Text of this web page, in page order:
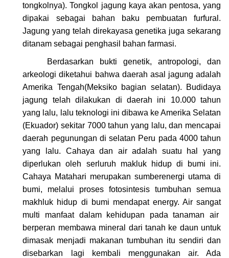
tongkolnya). Tongkol jagung kaya akan pentosa, yang
dipakai sebagai bahan baku pembuatan furfural.
Jagung yang telah direkayasa genetika juga sekarang
ditanam sebagai penghasil bahan farmasi.
Berdasarkan bukti genetik, antropologi, dan
arkeologi diketahui bahwa daerah asal jagung adalah
Amerika Tengah(Meksiko bagian selatan). Budidaya
jagung telah dilakukan di daerah ini 10.000 tahun
yang lalu, lalu teknologi ini dibawa ke Amerika Selatan
(Ekuador) sekitar 7000 tahun yang lalu, dan mencapai
daerah pegunungan di selatan Peru pada 4000 tahun
yang lalu. Cahaya dan air adalah suatu hal yang
diperlukan oleh serluruh makluk hidup di bumi ini.
Cahaya Matahari merupakan sumberenergi utama di
bumi, melalui proses fotosintesis tumbuhan semua
makhluk hidup di bumi mendapat energy. Air sangat
multi manfaat dalam kehidupan pada tanaman air
berperan membawa mineral dari tanah ke daun untuk
dimasak menjadi makanan tumbuhan itu sendiri dan
disebarkan lagi kembali menggunakan air. Ada